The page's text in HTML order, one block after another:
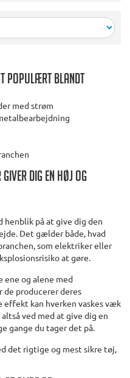
populært blandt
med strøm
dig en høj og
henblik på at give dig den
Det gælder både, hvad
som elektriker eller
at gøre.
ene og alene med
producerer deres
kan hverken vaskes væk
ved med at give dig en
gange du tager det på.
det rigtige og mest sikre tøj,